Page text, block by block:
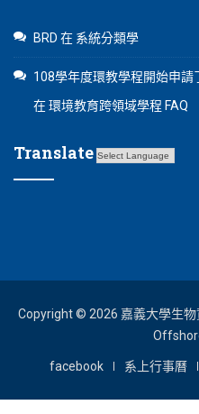
BRD 在 系統分類學
108學年度環教學程開始申
在環境教育跨領域學程 FAQ
Translate
Copyright © 2026 嘉義大學生
facebook 系上行事曆